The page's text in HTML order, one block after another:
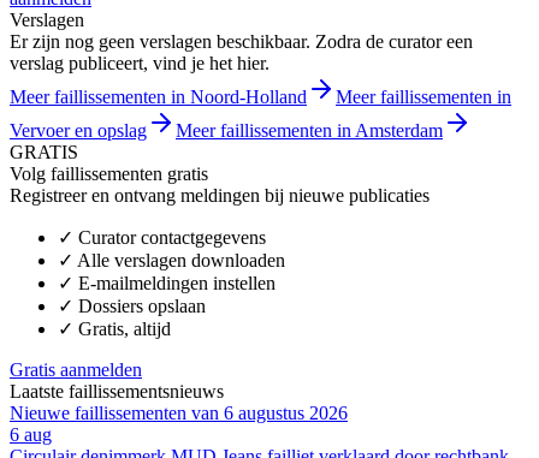
Verslagen
Er zijn nog geen verslagen beschikbaar. Zodra de curator een
verslag publiceert, vind je het hier.
Meer faillissementen in Noord-Holland
Meer faillissementen in
Vervoer en opslag
Meer faillissementen in Amsterdam
GRATIS
Volg faillissementen gratis
Registreer en ontvang meldingen bij nieuwe publicaties
✓ Curator contactgegevens
✓ Alle verslagen downloaden
✓ E-mailmeldingen instellen
✓ Dossiers opslaan
✓ Gratis, altijd
Gratis aanmelden
Laatste faillissementsnieuws
Nieuwe faillissementen van 6 augustus 2026
6 aug